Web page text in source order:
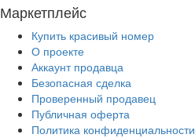
Маркетплейс
Купить красивый номер
О проекте
Аккаунт продавца
Безопасная сделка
Проверенный продавец
Публичная оферта
Политика конфиденциальности